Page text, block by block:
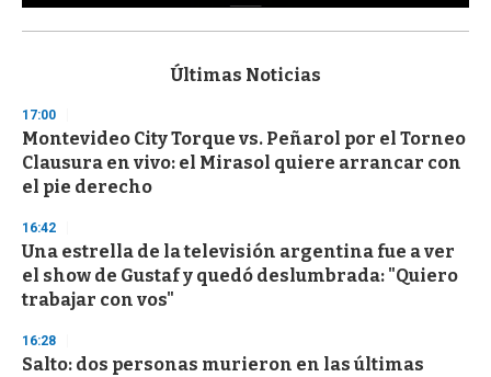
s
d
s
o
f
3
s
e
c
o
n
Últimas Noticias
17:00
Montevideo City Torque vs. Peñarol por el Torneo
Clausura en vivo: el Mirasol quiere arrancar con
el pie derecho
16:42
Una estrella de la televisión argentina fue a ver
el show de Gustaf y quedó deslumbrada: "Quiero
trabajar con vos"
16:28
Salto: dos personas murieron en las últimas